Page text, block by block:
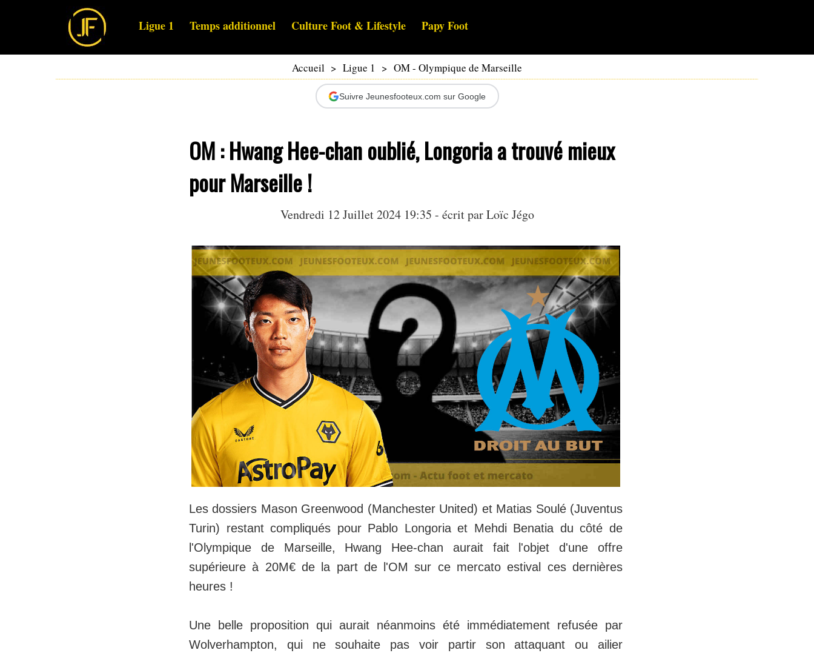
Ligue 1 Temps additionnel Culture Foot & Lifestyle Papy Foot
Accueil > Ligue 1 > OM - Olympique de Marseille
Suivre Jeunesfooteux.com sur Google
OM : Hwang Hee-chan oublié, Longoria a trouvé mieux
pour Marseille !
Vendredi 12 Juillet 2024 19:35 - écrit parLoïc Jégo
Les dossiers Mason Greenwood (Manchester United) et Matias Soulé (Juventus
Turin) restant compliqués pour Pablo Longoria et Mehdi Benatia du côté de
l'Olympique de Marseille, Hwang Hee-chan aurait fait l'objet d'une offre
supérieure à 20M€ de la part de l'OM sur ce mercato estival ces dernières
heures !
Une belle proposition qui aurait néanmoins été immédiatement refusée par
Wolverhampton, qui ne souhaite pas voir partir son attaquant ou ailier